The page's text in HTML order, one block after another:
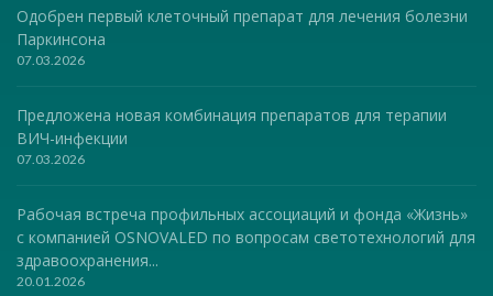
Одобрен первый клеточный препарат для лечения болезни
Паркинсона
07.03.2026
Предложена новая комбинация препаратов для терапии
ВИЧ-инфекции
07.03.2026
Рабочая встреча профильных ассоциаций и фонда «Жизнь»
с компанией OSNOVALED по вопросам светотехнологий для
здравоохранения...
20.01.2026